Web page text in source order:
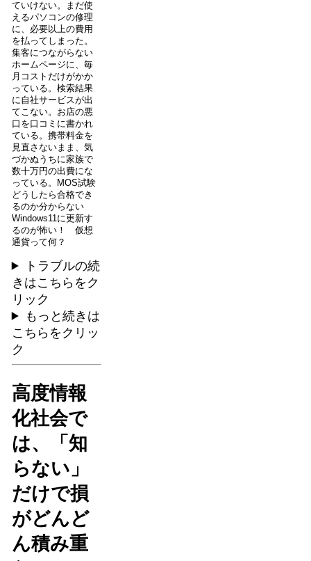
ていけない。まだ使
えるパソコンの修理
に、必要以上の費用
を払ってしまった。
集客につながらない
ホームページに、毎
月コストだけがかか
っている。検索結果
に自社サービスが出
てこない。お店の悪
口を口コミに書かれ
ている。携帯料金を
見直さないまま、気
づかぬうちに家族で
数十万円の出費にな
っている。MOS試験
どうしたら合格でき
るのか分からない
Windows11に更新す
るのが怖い！ 仮想
通貨って何？
トラブルの続
きはこちらをク
リック
もっと続きは
こちらをクリッ
ク
高度情報
化社会で
は、「知
らない」
だけで損
がどんど
ん積み重